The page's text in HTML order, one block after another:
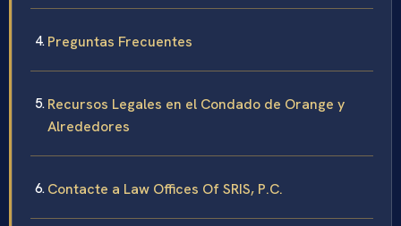
Preguntas Frecuentes
Recursos Legales en el Condado de Orange y
Alrededores
Contacte a Law Offices Of SRIS, P.C.